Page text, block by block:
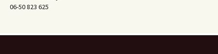
06-50 823 625